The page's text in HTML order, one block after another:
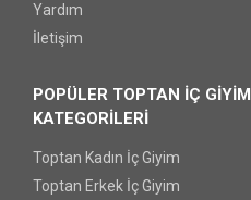
Yardım
İletişim
POPÜLER TOPTAN İÇ GİYİM
KATEGORİLERİ
Toptan Kadın İç Giyim
Toptan Erkek İç Giyim